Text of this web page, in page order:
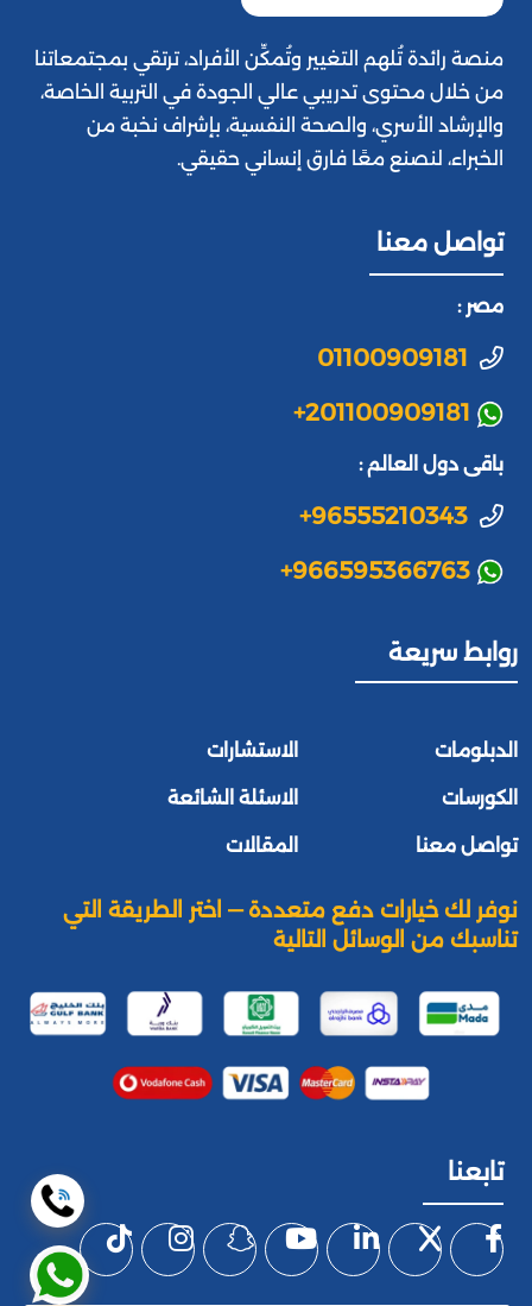
منصة رائدة تُلهم التغيير وتُمكِّن الأفراد، ترتقي بمجتمعاتنا
من خلال محتوى تدريبي عالي الجودة في التربية الخاصة،
والإرشاد الأسري، والصحة النفسية، بإشراف نخبة من
الخبراء، لنصنع معًا فارق إنساني حقيقي.
تواصل معنا
مصر :
01100909181
+201100909181
باقى دول العالم :
+96555210343
+966595366763
روابط سريعة
الدبلومات الاستشارات
الكورسات الاسئلة الشائعة
تواصل معنا المقالات
نوفر لك خيارات دفع متعددة — اختر الطريقة التي
تناسبك من الوسائل التالية
تابعنا